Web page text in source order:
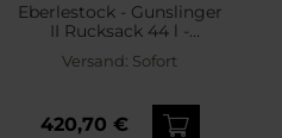
Eberlestock - Gunslinger
II Rucksack 44 l -
MultiCam
Versand: Sofort
420,70 €